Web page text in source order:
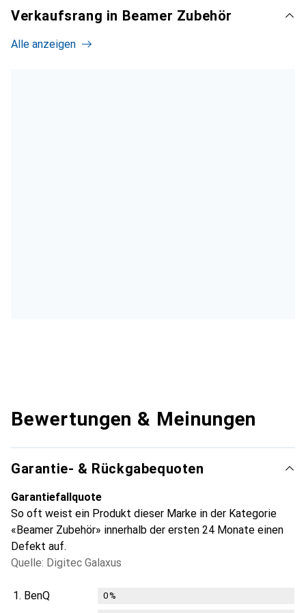
Verkaufsrang in Beamer Zubehör
Alle anzeigen
Bewertungen & Meinungen
Garantie- & Rückgabequoten
Garantiefallquote
So oft weist ein Produkt dieser Marke in der Kategorie
«Beamer Zubehör» innerhalb der ersten 24 Monate einen
Defekt auf.
Quelle: Digitec Galaxus
1. BenQ 0%